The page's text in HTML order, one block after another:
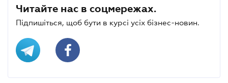
Читайте нас в соцмережах.
Підпишіться, щоб бути в курсі усіх бізнес-новин.